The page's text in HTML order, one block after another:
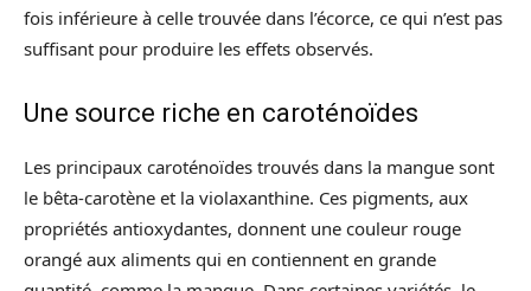
fois inférieure à celle trouvée dans l’écorce, ce qui n’est pas
suffisant pour produire les effets observés.
Une source riche en caroténoïdes
Les principaux caroténoïdes trouvés dans la mangue sont
le bêta-carotène et la violaxanthine. Ces pigments, aux
propriétés antioxydantes, donnent une couleur rouge
orangé aux aliments qui en contiennent en grande